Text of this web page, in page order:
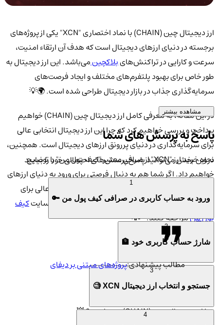
ارز دیجیتال چین (CHAIN) با نماد اختصاری "XCN" یکی از پروژه‌های
برجسته در دنیای ارزهای دیجیتال است که هدف آن ارتقاء امنیت،
سرعت و کارایی در تراکنش‌هایبلاکچینمی‌باشد. این ارز دیجیتال به
طور خاص برای بهبود پلتفرم‌های مختلف و ایجاد فرصت‌های
سرمایه‌گذاری جذاب در بازار دیجیتال طراحی شده است. 🌍💡
در این مقاله، به معرفی کامل ارز دیجیتال چین (CHAIN) خواهیم
پرداخت و بررسی خواهیم کرد که چرا این ارز دیجیتال انتخابی عالی
برای سرمایه‌گذاری در دنیای پررونق ارزهای دیجیتال است. همچنین،
نحوه خرید ارز "XCN" از صرافی معتبر "کیف پول من" را توضیح
خواهیم داد. اگر شما هم به دنبال فرصتی برای ورود به دنیای ارزهای
دیجیتال هستید، صرافی کیف پول من گزینه‌ای امن و عالی برای
خرید و نگهداری این ارز است. برای شروع، کافیست به سایتکیف
پول منمراجعه کنید. 🔑📲
مطالب پیشنهادی:پروژه‌های مبتنی بر دیفای
چرا ارز دیجیتال چین (CHAIN) مهم است؟ 💥
مشاهده بیشتر
پاسخ به پرسش های شما
در این بخش می‌توانید پاسخ پرسش‌های احتمالی خود را بیابید
ورود به حساب کاربری در صرافی کیف پول من 🔑
2
شارژ حساب کاربری خود 🏦
3
جستجو و انتخاب ارز دیجیتال XCN 🧐